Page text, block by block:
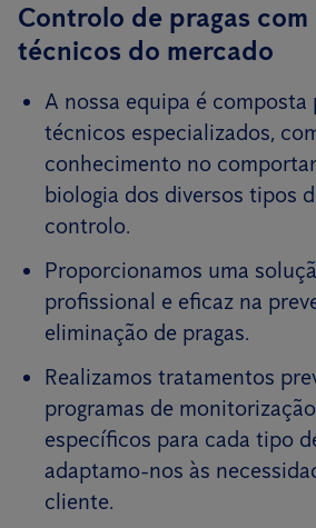
Controlo de pragas com
técnicos do mercado
A nossa equipa é composta
técnicos especializados,
conhecimento no
biologia dos diversos tipos
controlo.
Proporcionamos uma
profissional e eficaz na
eliminação de pragas.
Realizamos tratamentos
programas de
específicos para cada tipo
adaptamo-nos às
cliente.